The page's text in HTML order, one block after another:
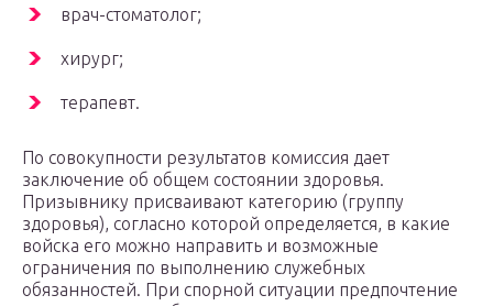
врач-стоматолог;
хирург;
терапевт.
По совокупности результатов комиссия дает
заключение об общем состоянии здоровья.
Призывнику присваивают категорию (группу
здоровья), согласно которой определяется, в какие
войска его можно направить и возможные
ограничения по выполнению служебных
обязанностей. При спорной ситуации предпочтение